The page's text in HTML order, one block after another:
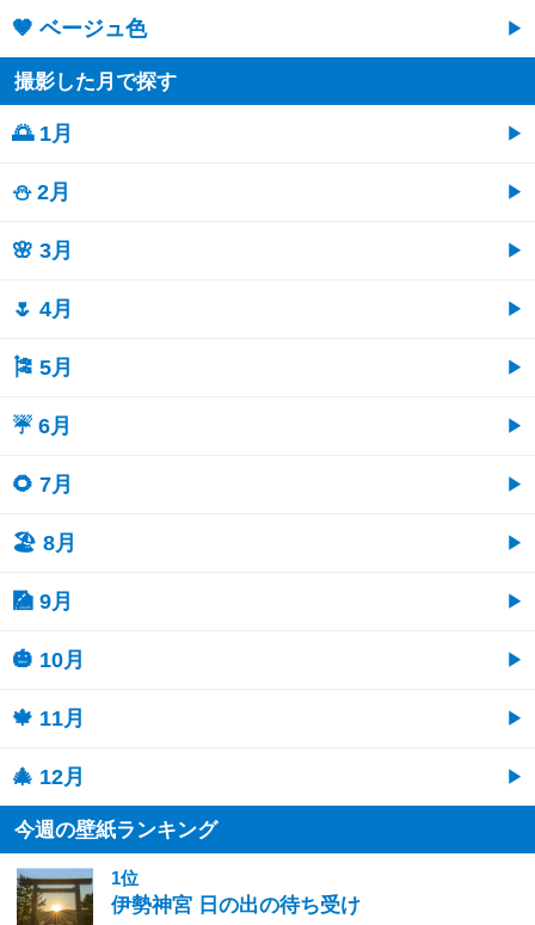
🤎 ベージュ色
撮影した月で探す
🌅 1月
⛄ 2月
🌸 3月
🌷 4月
🎏 5月
☔ 6月
🌻 7月
🏖 8月
🎑 9月
🎃 10月
🍁 11月
🎄 12月
今週の壁紙ランキング
1位
伊勢神宮 日の出の待ち受け